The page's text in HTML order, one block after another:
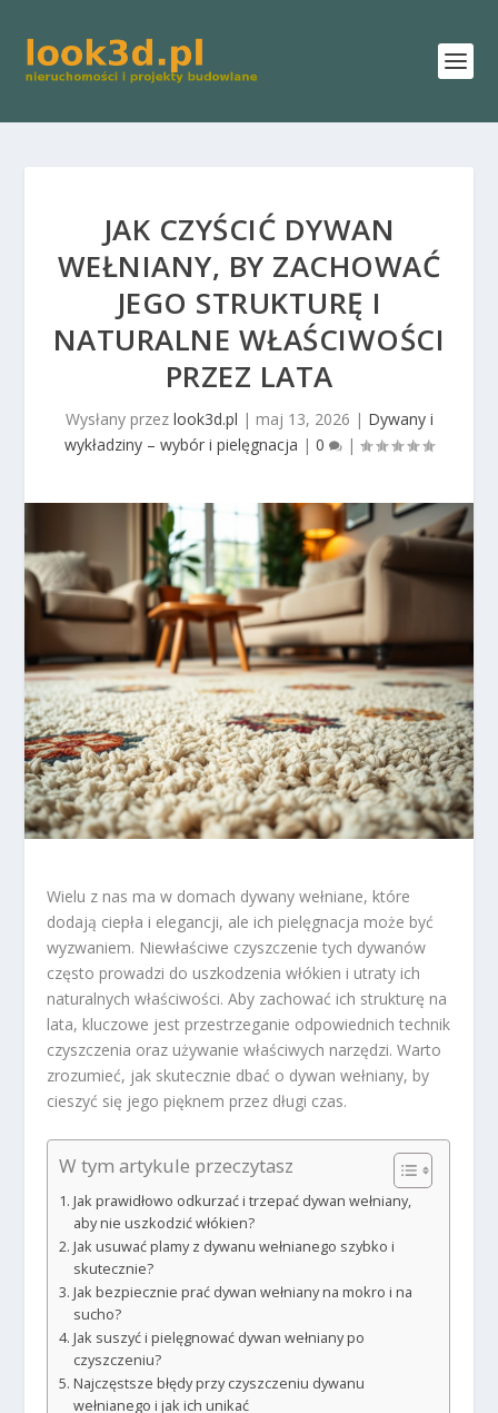
JAK CZYŚCIĆ DYWAN
WEŁNIANY, BY ZACHOWAĆ
JEGO STRUKTURĘ I
NATURALNE WŁAŚCIWOŚCI
PRZEZ LATA
Wysłany przez look3d.pl | maj 13, 2026 | Dywany i
wykładziny – wybór i pielęgnacja | 0 |
Wielu z nas ma w domach dywany wełniane, które
dodają ciepła i elegancji, ale ich pielęgnacja może być
wyzwaniem. Niewłaściwe czyszczenie tych dywanów
często prowadzi do uszkodzenia włókien i utraty ich
naturalnych właściwości. Aby zachować ich strukturę na
lata, kluczowe jest przestrzeganie odpowiednich technik
czyszczenia oraz używanie właściwych narzędzi. Warto
zrozumieć, jak skutecznie dbać o dywan wełniany, by
cieszyć się jego pięknem przez długi czas.
W tym artykule przeczytasz
Jak prawidłowo odkurzać i trzepać dywan wełniany,
aby nie uszkodzić włókien?
Jak usuwać plamy z dywanu wełnianego szybko i
skutecznie?
Jak bezpiecznie prać dywan wełniany na mokro i na
sucho?
Jak suszyć i pielęgnować dywan wełniany po
czyszczeniu?
Najczęstsze błędy przy czyszczeniu dywanu
wełnianego i jak ich unikać